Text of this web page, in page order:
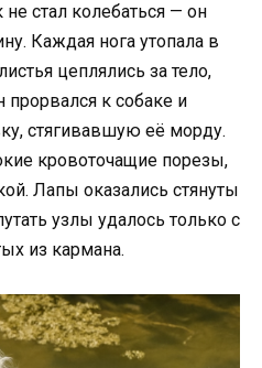
стал колебаться — он
Каждая нога утопала в
цеплялись за тело,
к собаке и
стягивавшую её морду.
кровоточащие порезы,
Лапы оказались стянуты
узлы удалось только с
из кармана.